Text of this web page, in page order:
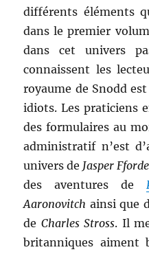
différents éléments
dans le premier
dans cet univers
connaissent les
royaume de Snodd
idiots. Les praticiens
des formulaires au
administratif n’est
univers de Jasper Fforde
des aventures de
Aaronovitch ainsi que
de Charles Stross. Il
britanniques aiment